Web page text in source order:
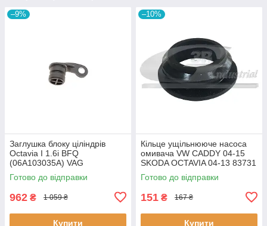
–9%
Заглушка блоку ціліндрів
Octavia I 1.6i BFQ
(06A103035A) VAG
06A103035A VAG
Готово до відправки
962 ₴ 1 059 ₴
Купити
–10%
Кiльце ущiльнююче насоса
омивача VW CADDY 04-15
SKODA OCTAVIA 04-13 83731
3RG
Готово до відправки
151 ₴ 167 ₴
Купити